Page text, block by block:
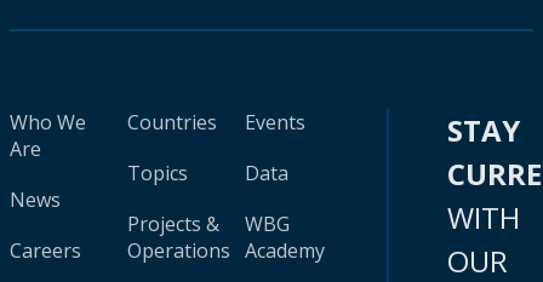
Who We
Are
News
Careers
Countries
Topics
Projects &
Operations
Events
Data
WBG
Academy
STAY
WITH
OUR